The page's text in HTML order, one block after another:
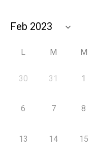
L M M
30 31 1
6 7 8
13 14 15